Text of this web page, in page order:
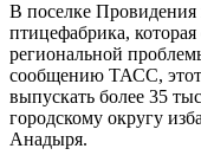
В поселке Провидения
птицефабрика,
региональной
сообщению ТАСС, этот
выпускать более 35
городскому округу
Анадыря.